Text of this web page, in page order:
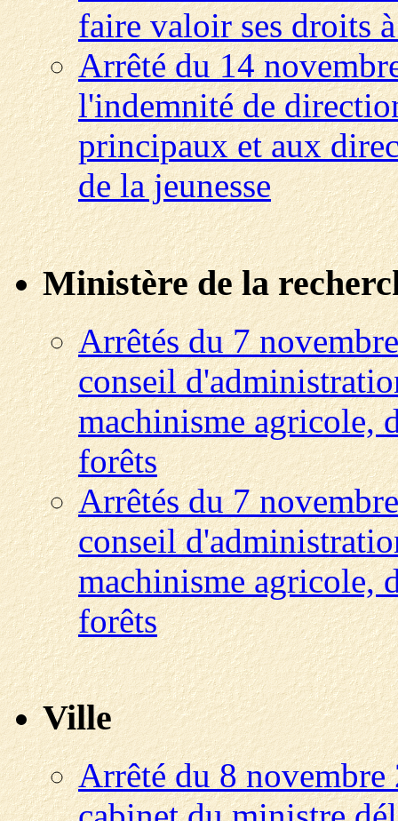
faire valoir ses droits
Arrêté du 14
l'indemnité de
principaux et aux
de la jeunesse
Ministère de la
Arrêtés du 7
conseil
machinisme agricole,
forêts
Arrêtés du 7
conseil
machinisme agricole,
forêts
Ville
Arrêté du 8